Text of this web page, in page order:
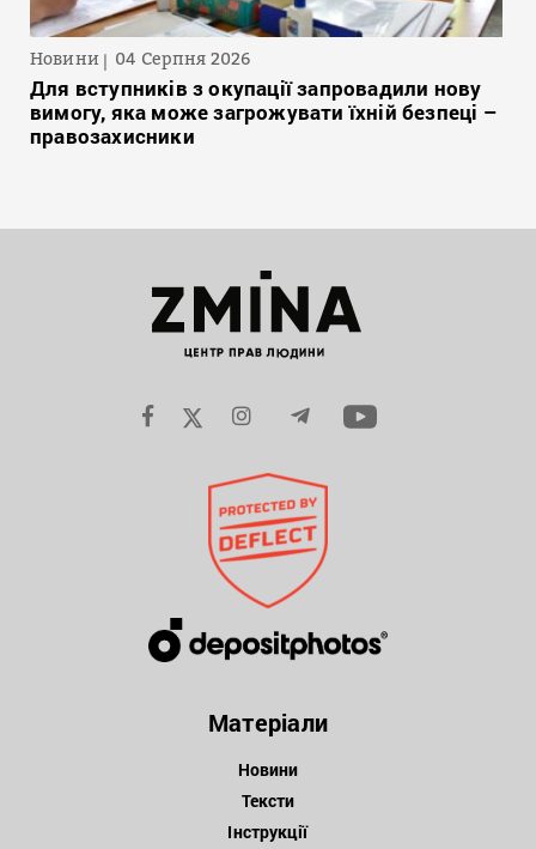
Новини 04 Серпня 2026
Для вступників з окупації запровадили нову
вимогу, яка може загрожувати їхній безпеці –
правозахисники
Матеріали
Новини
Тексти
Інструкції